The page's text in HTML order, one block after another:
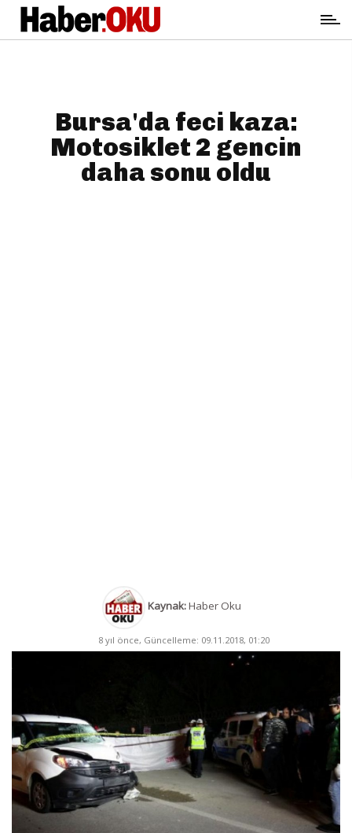
Bursa'da feci kaza:
Motosiklet 2 gencin
daha sonu oldu
Kaynak:Haber Oku
8 yıl önce, Güncelleme: 09.11.2018, 01:20